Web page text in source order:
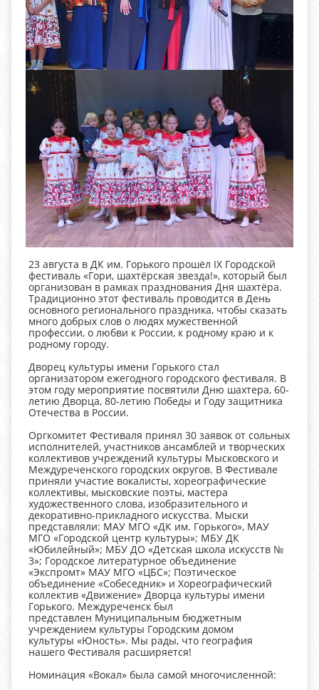
23 августа в ДК им. Горького прошёл IX Городской
фестиваль «Гори, шахтёрская звезда!», который был
организован в рамках празднования Дня шахтёра.
Традиционно этот фестиваль проводится в День
основного регионального праздника, чтобы сказать
много добрых слов о людях мужественной
профессии, о любви к России, к родному краю и к
родному городу.
Дворец культуры имени Горького стал
организатором ежегодного городского фестиваля. В
этом году мероприятие посвятили Дню шахтера, 60-
летию Дворца, 80-летию Победы и Году защитника
Отечества в России.
Оргкомитет Фестиваля принял 30 заявок от сольных
исполнителей, участников ансамблей и творческих
коллективов учреждений культуры Мысковского и
Междуреченского городских округов. В Фестивале
приняли участие вокалисты, хореографические
коллективы, мысковские поэты, мастера
художественного слова, изобразительного и
декоративно-прикладного искусства. Мыски
представляли: МАУ МГО «ДК им. Горького», МАУ
МГО «Городской центр культуры»; МБУ ДК
«Юбилейный»; МБУ ДО «Детская школа искусств №
3»; Городское литературное объединение
«Экспромт» МАУ МГО «ЦБС»; Поэтическое
объединение «Собеседник» и Хореографический
коллектив «Движение» Дворца культуры имени
Горького. Междуреченск был
представлен Муниципальным бюджетным
учреждением культуры Городским домом
культуры «Юность». Мы рады, что география
нашего Фестиваля расширяется!
Номинация «Вокал» была самой многочисленной: